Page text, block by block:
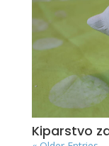
Kiparstvo